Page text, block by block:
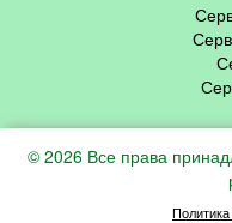
© 2026 Все права